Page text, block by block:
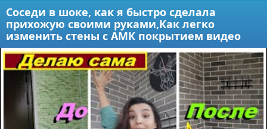
Соседи в шоке, как я быстро сделала
прихожую своими руками,Как легко
изменить стены с АМК покрытием видео